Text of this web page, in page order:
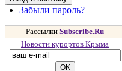
Забыли пароль?
Рассылки Subscribe.Ru
Новости курортов Крыма